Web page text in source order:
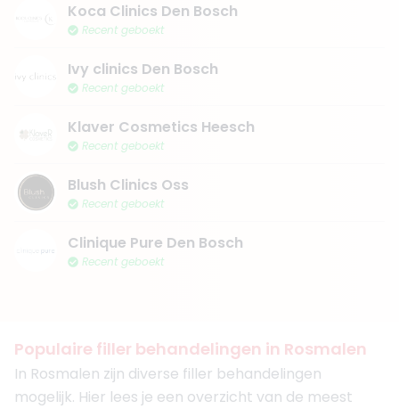
Koca Clinics Den Bosch
Recent geboekt
Ivy clinics Den Bosch
Recent geboekt
Klaver Cosmetics Heesch
Recent geboekt
Blush Clinics Oss
Recent geboekt
Clinique Pure Den Bosch
Recent geboekt
Populaire filler behandelingen in Rosmalen
In Rosmalen zijn diverse filler behandelingen
mogelijk. Hier lees je een overzicht van de meest